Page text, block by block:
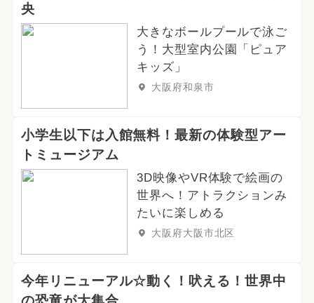
央
大きなボールプールで泳ご
う！大型室内公園「ピュア
キッズ」
大阪府和泉市
小学生以下は入館無料！最新の体験型アー
トミュージアム
3D映像やVR体験で絵画の
世界へ！アトラクションみ
たいに楽しめる
大阪府大阪市北区
今年リニューアル☆動く！吠える！世界中